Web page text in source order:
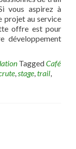
vous aspirez à
projet au service
offre est pour
développement
TaggedCafé
,stage,trail,